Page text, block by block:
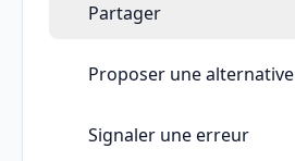
Partager
Proposer une alternative
Signaler une erreur